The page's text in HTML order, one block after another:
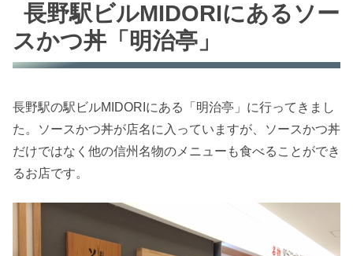
長野駅ビルMIDORIにあるソー
スかつ丼「明治亭」
長野駅の駅ビルMIDORIにある「明治亭」に行ってきまし
た。ソースかつ丼が店名に入っていますが、ソースかつ丼
だけではなく他の信州名物のメニューも食べることができ
るお店です。